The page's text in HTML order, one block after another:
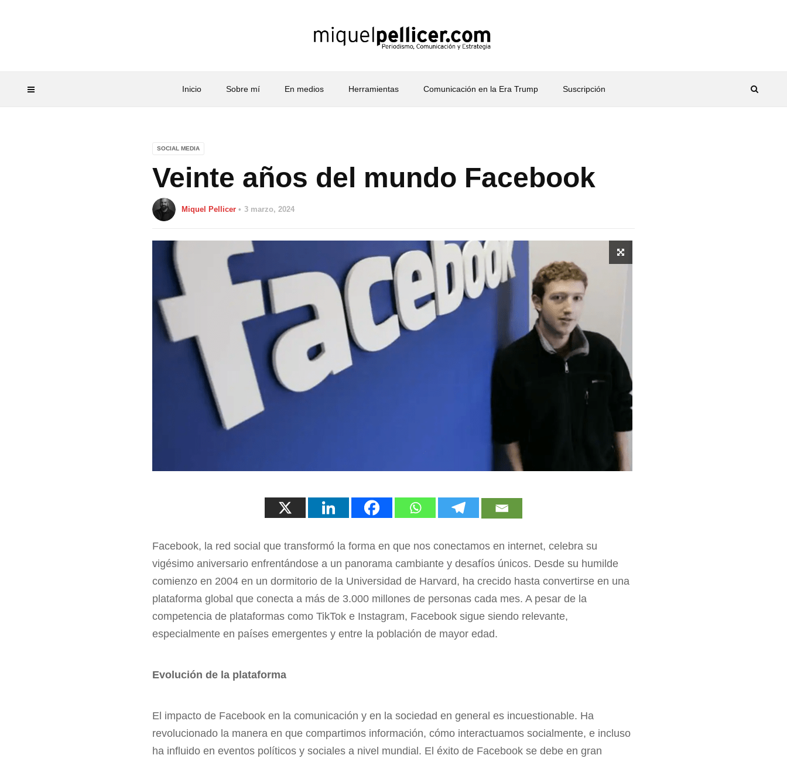
Inicio Sobre mí En medios Herramientas Comunicación en la Era Trump Suscripción
SOCIAL MEDIA
Veinte años del mundo Facebook
Miquel Pellicer 3 marzo, 2024
Facebook, la red social que transformó la forma en que nos conectamos en internet, celebra su
vigésimo aniversario enfrentándose a un panorama cambiante y desafíos únicos. Desde su humilde
comienzo en 2004 en un dormitorio de la Universidad de Harvard, ha crecido hasta convertirse en una
plataforma global que conecta a más de 3.000 millones de personas cada mes. A pesar de la
competencia de plataformas como TikTok e Instagram, Facebook sigue siendo relevante,
especialmente en países emergentes y entre la población de mayor edad.
Evolución de la plataforma
El impacto de Facebook en la comunicación y en la sociedad en general es incuestionable. Ha
revolucionado la manera en que compartimos información, cómo interactuamos socialmente, e incluso
ha influido en eventos políticos y sociales a nivel mundial. El éxito de Facebook se debe en gran